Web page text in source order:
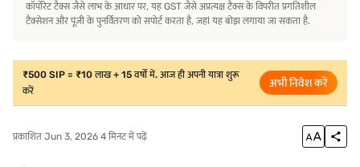
कॉर्पोरेट टैक्स जैसे लाभ के आधार पर, यह GST जैसे अप्रत्यक्ष टैक्स के विपरीत प्रगतिशील
टैक्सेशन और पूंजी के पुनर्वितरण को सपोर्ट करता है, जहां यह बोझ लगाया जा सकता है.
₹500 SIP = ₹10 लाख + 15 वर्षों में. आज ही अपनी यात्रा शुरू
करें
अभी निवेश करें
प्रकाशित Jun 3, 2026 4 मिनट में पढ़ें